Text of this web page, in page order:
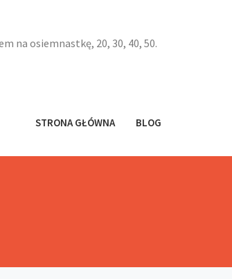
na osiemnastkę, 20, 30, 40, 50.
STRONA GŁÓWNA BLOG